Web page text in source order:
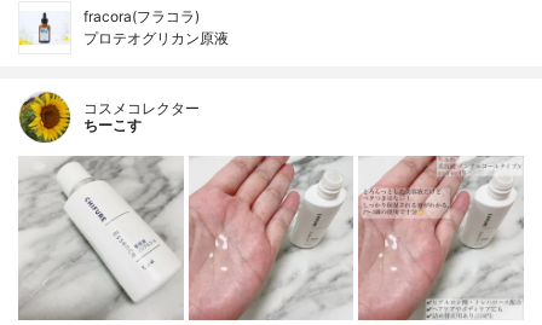
fracora(フラコラ)
プロテオグリカン原液
コスメコレクター
ちーこす